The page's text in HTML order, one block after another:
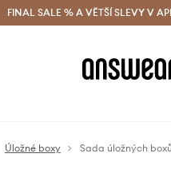
(od 1800 Kč) Doručení i
FINAL SALE % A VĚTŠÍ SLEVY V
Úložné boxy Sada úložných